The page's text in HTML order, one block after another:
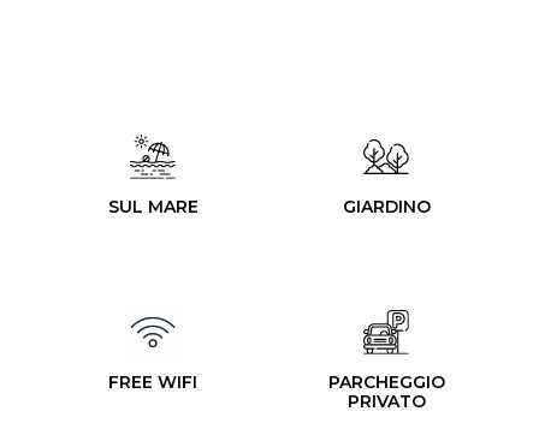
SUL MARE GIARDINO
FREE WIFI
PARCHEGGIO
PRIVATO